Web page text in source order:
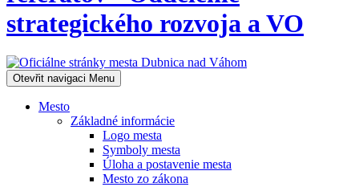
strategického rozvoja a VO
Otevřit navigaci Menu
Mesto
Základné informácie
Logo mesta
Symboly mesta
Úloha a postavenie mesta
Mesto zo zákona